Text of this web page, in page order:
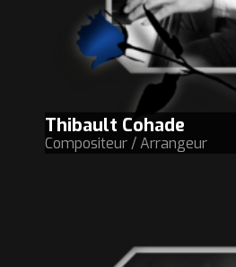
Thibault Cohade
Compositeur / Arrangeur